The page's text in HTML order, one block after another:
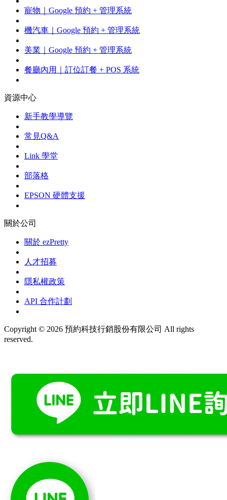
寵物｜Google 預約 + 管理系統
機汽車｜Google 預約 + 管理系統
美業｜Google 預約 + 管理系統
餐廳內用｜訂位訂餐 + POS 系統
資源中心
新手教學導覽
常見Q&A
Link 學堂
部落格
EPSON 硬體支援
關於公司
關於 ezPretty
人才招募
隱私權政策
API 合作計劃
Copyright © 2026 預約科技行銷股份有限公司 All rights
reserved.